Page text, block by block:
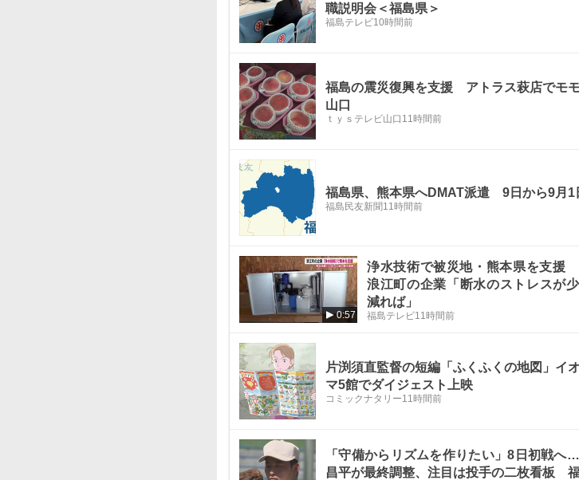
職説明会＜福島県＞
福島テレビ10時間前
福島の震災復興を支援 アトラス萩店でモ
山口
ｔｙｓテレビ山口 11時間前
福島県、熊本県へDMAT派遣 9日から9月1
福島民友新聞11時間前
0:57
浄水技術で被災地・熊本県を支援
浪江町の企業「断水のストレスが
減れば」
福島テレビ11時間前
片渕須直監督の短編「ふくふくの地図」イ
マ5館でダイジェスト上映
コミックナタリー11時間前
「守備からリズムを作りたい」8日初戦へ
昌平が最終調整、注目は投手の二枚看板